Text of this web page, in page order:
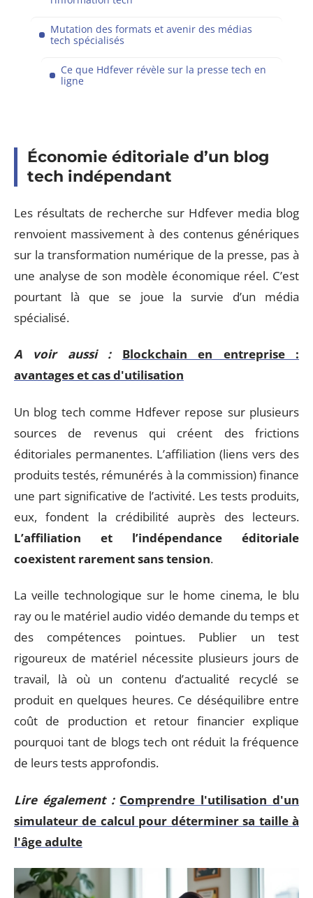
Mutation des formats et avenir des médias
tech spécialisés
Ce que Hdfever révèle sur la presse tech en
ligne
Économie éditoriale d’un blog
tech indépendant
Les résultats de recherche sur Hdfever media blog
renvoient massivement à des contenus génériques
sur la transformation numérique de la presse, pas à
une analyse de son modèle économique réel. C’est
pourtant là que se joue la survie d’un média
spécialisé.
A voir aussi :
Blockchain en entreprise :
avantages et cas d'utilisation
Un blog tech comme Hdfever repose sur plusieurs
sources de revenus qui créent des frictions
éditoriales permanentes. L’affiliation (liens vers des
produits testés, rémunérés à la commission) finance
une part significative de l’activité. Les tests produits,
eux, fondent la crédibilité auprès des lecteurs.
L’affiliation et l’indépendance éditoriale
coexistent rarement sans tension.
La veille technologique sur le home cinema, le blu
ray ou le matériel audio vidéo demande du temps et
des compétences pointues. Publier un test
rigoureux de matériel nécessite plusieurs jours de
travail, là où un contenu d’actualité recyclé se
produit en quelques heures. Ce déséquilibre entre
coût de production et retour financier explique
pourquoi tant de blogs tech ont réduit la fréquence
de leurs tests approfondis.
Lire également : Comprendre l'utilisation d'un
simulateur de calcul pour déterminer sa taille à
l'âge adulte